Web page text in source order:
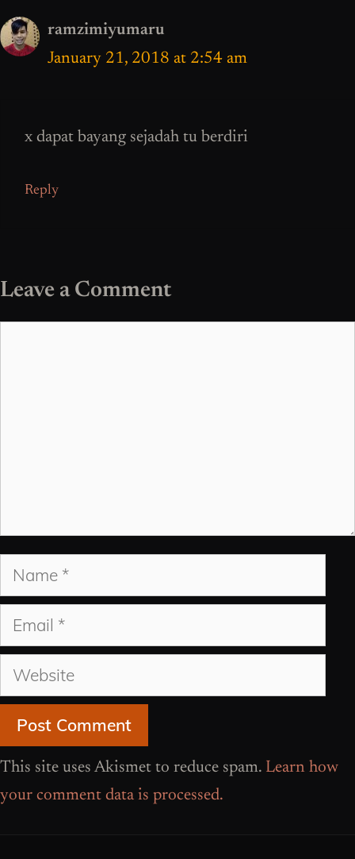
ramzimiyumaru
January 21, 2018 at 2:54 am
x dapat bayang sejadah tu berdiri
Reply
Leave a Comment
Name
Email
Website
This site uses Akismet to reduce spam. Learn how
your comment data is processed.